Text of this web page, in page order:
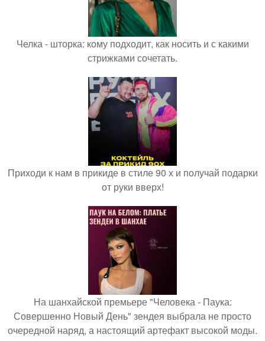
Челка - шторка: кому подходит, как носить и с какими
стрижками сочетать.
Приходи к нам в прикиде в стиле 90 х и получай подарки
от руки вверх!
На шанхайской премьере "Человека - Паука:
Совершенно Новый День" зендея выбрала не просто
очередной наряд, а настоящий артефакт высокой моды.